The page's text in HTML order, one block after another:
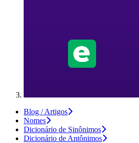
Blog / Artigos
Nomes
Dicionário de Sinônimos
Dicionário de Antônimos